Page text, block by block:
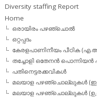
Diversity staffing Report
Home
ഒരായിരം പഴഞ്ചൊല്‍
ഒറ്റപ്പദം
കേരളപാണിനീയം പീഠിക
തച്ചോളി ഒതേനൻ
പതിനെട്ടരക്കവികള്‍
മലയാള പഴഞ്ചൊല്ലുകള്‍
മലയാള പഴഞ്ചൊല്ലുകള്‍